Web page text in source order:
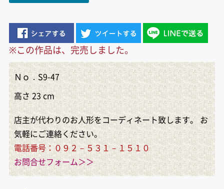
※この作品は、完売しました。
Ｎｏ．S9-47
高さ 23 cm
店主が代わりのお人形をコーディネート致します。 お
気軽にご連絡ください。
電話番号：０９２－５３１－１５１０
お問合せフォーム＞＞